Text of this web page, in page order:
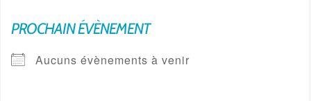
PROCHAIN ÉVÈNEMENT
Aucuns évènements à venir